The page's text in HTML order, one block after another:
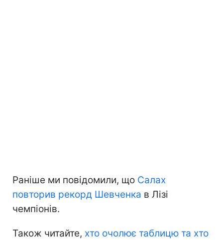
Раніше ми повідомили, що Салах
повторив рекорд Шевченка в Лізі
чемпіонів.
Також читайте, хто очолює таблицю та хто